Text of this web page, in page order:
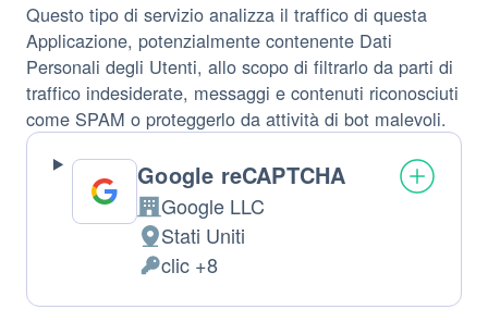
Questo tipo di servizio analizza il traffico di questa
Applicazione, potenzialmente contenente Dati
Personali degli Utenti, allo scopo di filtrarlo da parti di
traffico indesiderate, messaggi e contenuti riconosciuti
come SPAM o proteggerlo da attività di bot malevoli.
Google reCAPTCHA
Azienda:
Google LLC
Luogo
del
trattamento:
Stati Uniti
Dati
Personali
clic +8